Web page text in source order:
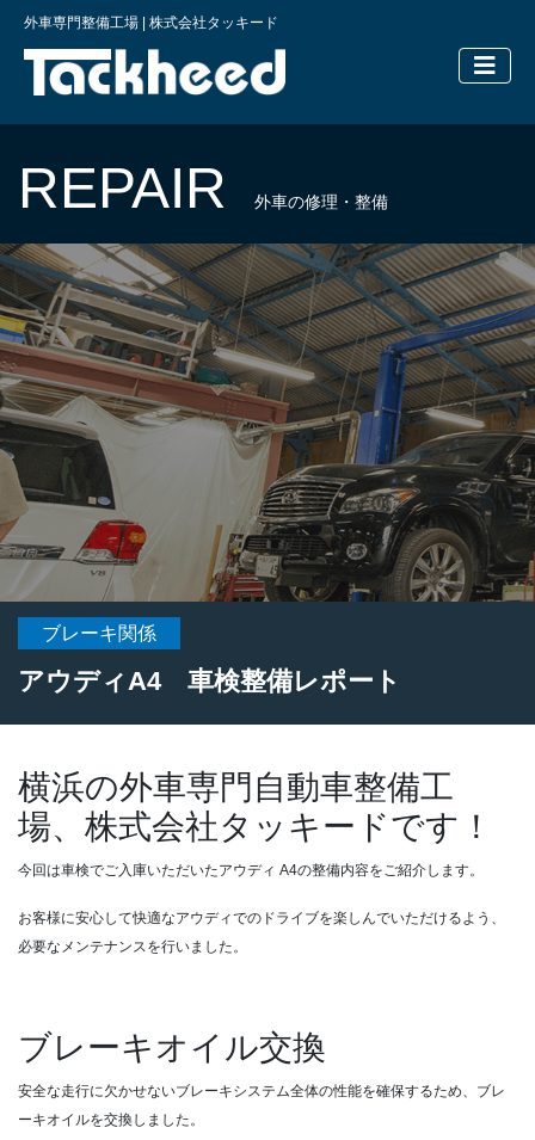
外車専門整備工場 | 株式会社タッキード
横浜の外
REPAIR 外車の修理・整備
ブレーキ関係
アウディA4 車検整備レポート
横浜の外車専門自動車整備工
場、株式会社タッキードです！
今回は車検でご入庫いただいたアウディ A4の整備内容をご紹介します。
お客様に安心して快適なアウディでのドライブを楽しんでいただけるよう、
必要なメンテナンスを行いました。
ブレーキオイル交換
安全な走行に欠かせないブレーキシステム全体の性能を確保するため、ブレ
ーキオイルを交換しました。